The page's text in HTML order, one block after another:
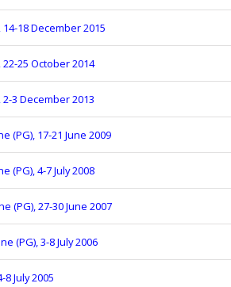
18 December 2015
25 October 2014
3 December 2013
(PG), 17-21 June 2009
(PG), 4-7 July 2008
(PG), 27-30 June 2007
(PG), 3-8 July 2006
July 2005